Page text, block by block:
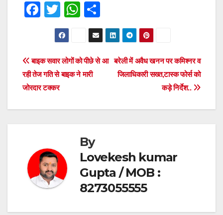
F
e
b
o
o
T
wi
tt
er
W
h
at
s
A
p
h
ar
e
Post
navigation
बरेली में अवैध खनन पर कमिश्नर व
जिलाधिकारी सख्त,टास्क फोर्स को
कड़े निर्देश..
बाइक सवार लोगों को पीछे से आ
रही तेज गति से बाइक ने मारी
जोरदार टक्कर
By
Lovekesh kumar
Gupta / MOB :
8273055555